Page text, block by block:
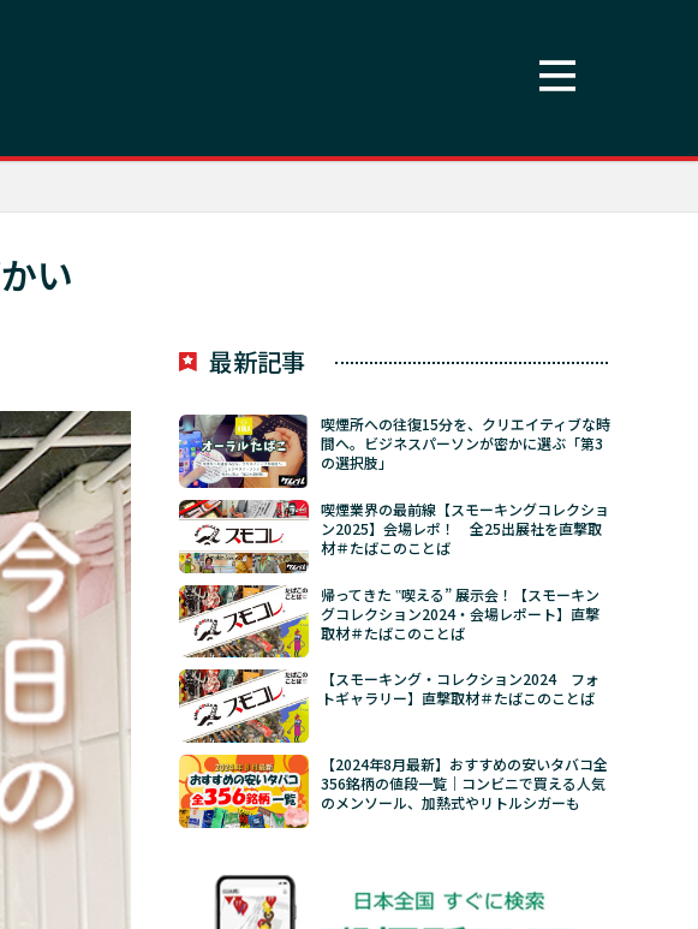
い
最新記事
喫煙所への往復15分を、クリエイティブな時
間へ。ビジネスパーソンが密かに選ぶ「第3
の選択肢」
喫煙業界の最前線【スモーキングコレクショ
ン2025】会場レポ！ 全25出展社を直撃取
材＃たばこのことば
帰ってきた ‟喫える” 展示会！【スモーキン
グコレクション2024・会場レポート】直撃
取材＃たばこのことば
【スモーキング・コレクション2024 フォ
トギャラリー】直撃取材＃たばこのことば
【2024年8月最新】おすすめの安いタバコ全
356銘柄の値段一覧｜コンビニで買える人気
のメンソール、加熱式やリトルシガーも